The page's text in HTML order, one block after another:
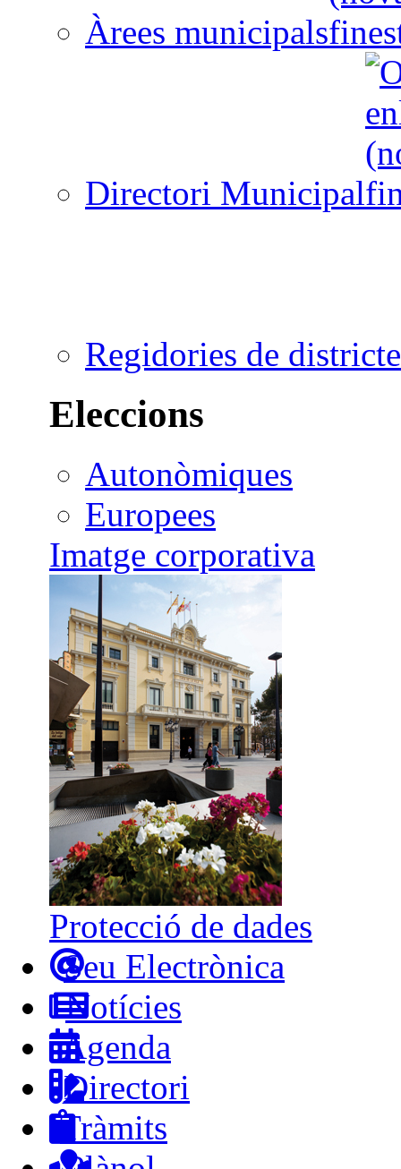
Àrees municipals
Directori Municipal
Regidories de districte
Eleccions
Autonòmiques
Europees
Imatge corporativa
Protecció de dades
Seu Electrònica
Notícies
Agenda
Directori
Tràmits